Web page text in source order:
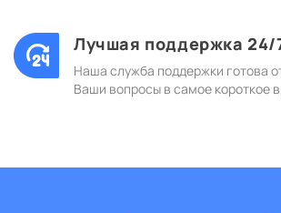
Лучшая поддержка 24/
Наша служба поддержки готова
Ваши вопросы в самое короткое